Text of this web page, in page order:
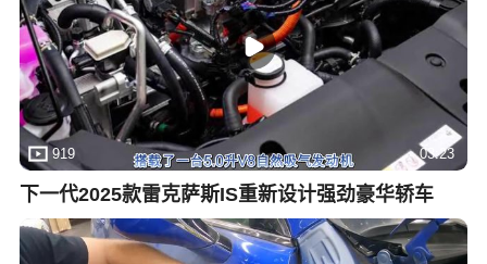
919 03:23
下一代2025款雷克萨斯IS重新设计强劲豪华轿车